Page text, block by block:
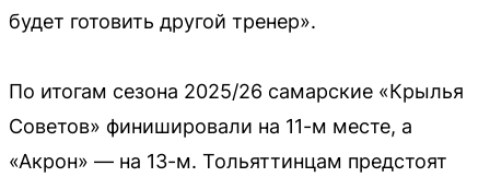
будет готовить другой тренер».
По итогам сезона 2025/26 самарские «Крылья
Советов» финишировали на 11-м месте, а
«Акрон» — на 13-м. Тольяттинцам предстоят